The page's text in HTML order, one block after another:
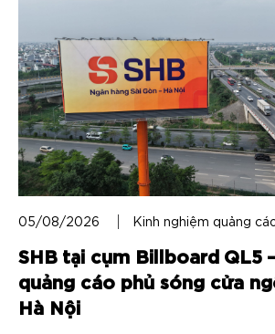
05/08/2026 Kinh nghiệm quảng
SHB tại cụm Billboard QL5
quảng cáo phủ sóng cửa
Hà Nội